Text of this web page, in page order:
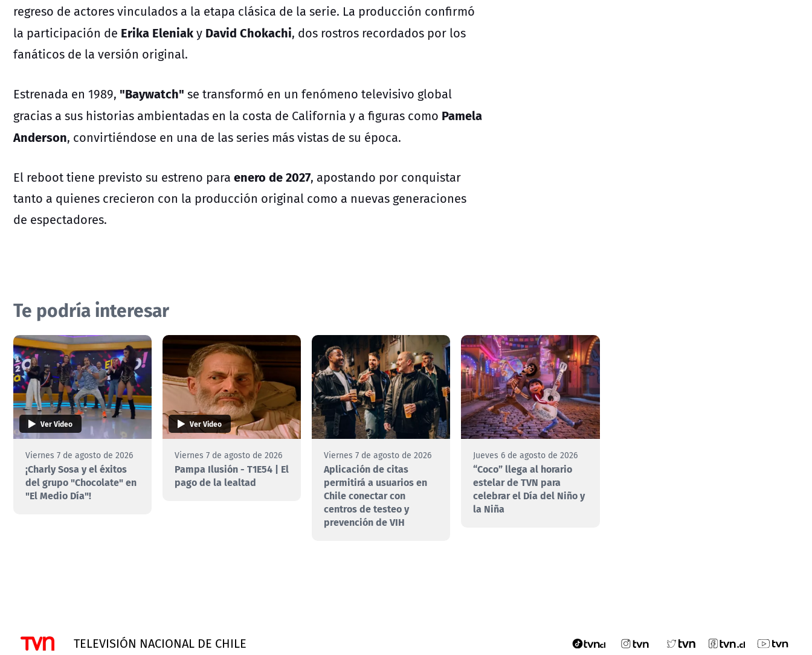
regreso de actores vinculados a la etapa clásica de la serie. La producción confirmó
la participación de Erika Eleniaky David Chokachi, dos rostros recordados por los
fanáticos de la versión original.
Estrenada en 1989, "Baywatch" se transformó en un fenómeno televisivo global
gracias a sus historias ambientadas en la costa de California y a figuras como Pamela
Anderson, convirtiéndose en una de las series más vistas de su época.
El reboot tiene previsto su estreno para enero de 2027, apostando por conquistar
tanto a quienes crecieron con la producción original como a nuevas generaciones
de espectadores.
Te podría interesar
Ver Video
Viernes 7 de agosto de 2026
¡Charly Sosa y el éxitos
del grupo "Chocolate" en
"El Medio Día"!
Ver Video
Viernes 7 de agosto de 2026
Pampa Ilusión - T1E54 | El
pago de la lealtad
Viernes 7 de agosto de 2026
Aplicación de citas
permitirá a usuarios en
Chile conectar con
centros de testeo y
prevención de VIH
Jueves 6 de agosto de 2026
“Coco” llega al horario
estelar de TVN para
celebrar el Día del Niño y
la Niña
TELEVISIÓN NACIONAL DE CHILE